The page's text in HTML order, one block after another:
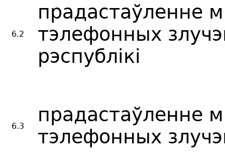
6.2
прадастаўленне
тэлефонных
рэспублікі
6.3
прадастаўленне
тэлефонных